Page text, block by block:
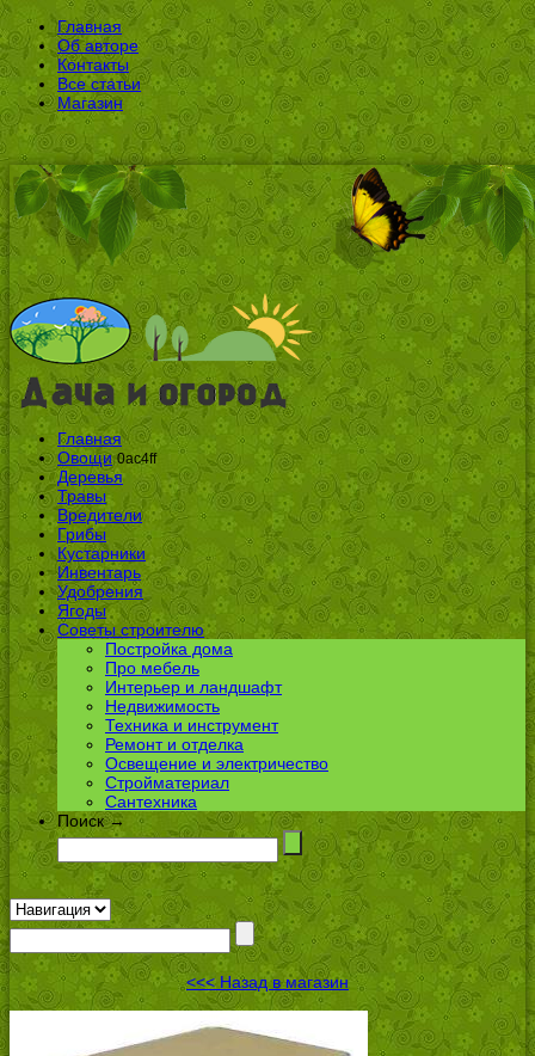
Главная
Об авторе
Контакты
Все статьи
Магазин
Главная
Овощи 0ac4ff
Деревья
Травы
Вредители
Грибы
Кустарники
Инвентарь
Удобрения
Ягоды
Советы строителю
Постройка дома
Про мебель
Интерьер и ландшафт
Недвижимость
Техника и инструмент
Ремонт и отделка
Освещение и электричество
Стройматериал
Сантехника
Поиск →
<<< Назад в магазин